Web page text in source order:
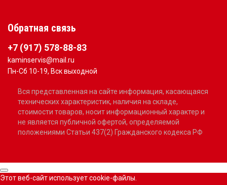
Обратная связь
+7 (917) 578-88-83
kaminservis@mail.ru
Пн-Сб 10-19, Вск выходной
Вся представленная на сайте информация, касающаяся
технических характеристик, наличия на складе,
стоимости товаров, носит информационный характер и
не является публичной офертой, определяемой
положениями Статьи 437(2) Гражданского кодекса РФ
Этот веб-сайт использует cookie-файлы.